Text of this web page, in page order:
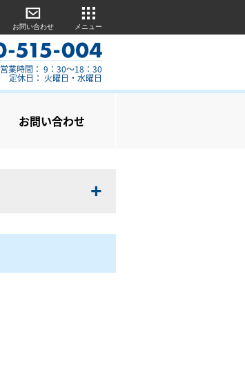
お問い合わせ メニュー
営業時間： 9：30～18：30
定休日： 火曜日・水曜日
お問い合わせ